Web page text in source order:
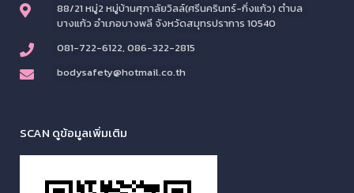
88/21 หมู่2 หมู่บ้านศุภาลัยวิลล์(ศรีนครินทร์-กิ่งแก้ว) ตำบล
บางแก้ว อำเภอบางพลี จังหวัดสมุทรปราการ 10540
081-722-6122, 086-322-2815
bodysafety@hotmail.co.th
SCAN ดูข้อมูลเพิ่มเติม